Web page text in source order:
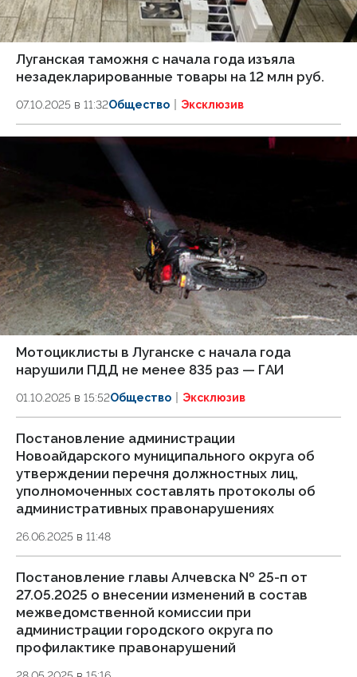
Луганская таможня с начала года изъяла
незадекларированные товары на 12 млн руб.
07.10.2025 в 11:32Общество Эксклюзив
Мотоциклисты в Луганске с начала года
нарушили ПДД не менее 835 раз — ГАИ
01.10.2025 в 15:52Общество Эксклюзив
Постановление администрации
Новоайдарского муниципального округа об
утверждении перечня должностных лиц,
уполномоченных составлять протоколы об
административных правонарушениях
26.06.2025 в 11:48
Постановление главы Алчевска № 25-п от
27.05.2025 о внесении изменений в состав
межведомственной комиссии при
администрации городского округа по
профилактике правонарушений